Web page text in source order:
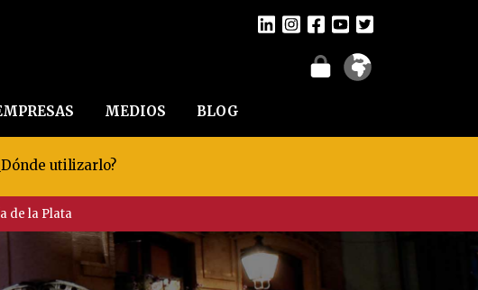
MEDIOS BLOG
utilizarlo?
de la Plata